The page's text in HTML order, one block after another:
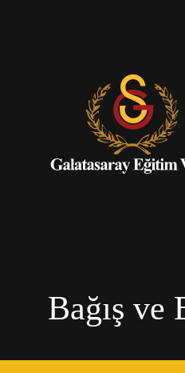
Bağış ve